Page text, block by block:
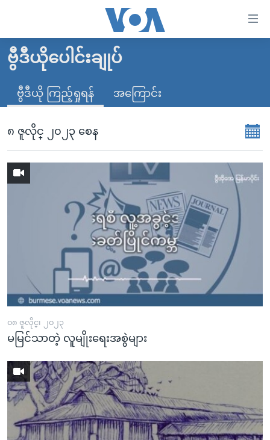
လွယ်ကူ
စေ
သည့်
များ
အကြောင်းအရာ
စာမျက်နှာ
သို့
ကျော်
ရန်
ရှာဖွေ
ရန်
နေရာ
သို့
မူလစာမျက်နှာ
မြန်မာ
ကမ္ဘာ့သတင်းများ
နိုင်ငံတကာ
အမေရိကန်
တရုတ်
အစ္စရေး-ပါလက်စတိုင်း
ဗွီဒီယို
သတင်းလွတ်လပ်ခွင့်
ရပ်ဝန်းတခု လမ်းတခု အလွန်
အင်္ဂလိပ်စာလေ့လာမယ်
အမေရိကန်သုံးအီဒီယံ
မကြေးမုံရဲ့ အင်္ဂလိပ်စာ
သုတပဒေသာ အင်္ဂလိပ်စာ
အပတ်စဉ်ကဏ္ဍများ
ရေဒီယိုနှင့်ရုပ်သံ အချက်အလက်များ
Learning English
ဗွီအိုအေ လူမှုကွန်ယက်များ
ဘာသာစကားများ
ဗွီဒီယိုပေါင်းချုပ်
ဗွီဒီယို ကြည့်ရှုရန် အကြောင်း
၈ ဇူလိုင္ ၂၀၂၃ စေန
၀၈ ဇူလိုင္၊ ၂၀၂၃
မမြင်သာတဲ့ လူမျိုးရေးအစွဲများ